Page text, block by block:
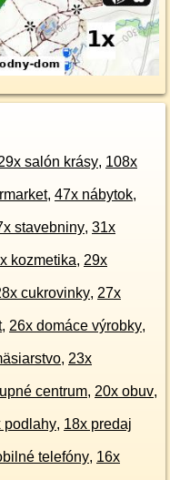
salón krásy, 108x
, 47x nábytok,
stavebniny, 31x
kozmetika, 29x
cukrovinky, 27x
, 26x domáce výrobky,
, 23x
centrum, 20x obuv,
podlahy, 18x predaj
telefóny, 16x